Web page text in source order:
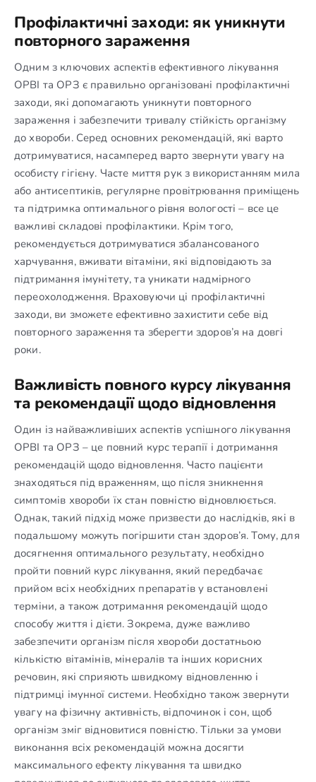
Профілактичні заходи: як уникнути
повторного зараження
Одним з ключових аспектів ефективного лікування
ОРВІ та ОРЗ є правильно організовані профілактичні
заходи, які допомагають уникнути повторного
зараження і забезпечити тривалу стійкість організму
до хвороби. Серед основних рекомендацій, які варто
дотримуватися, насамперед варто звернути увагу на
особисту гігієну. Часте миття рук з використанням мила
або антисептиків, регулярне провітрювання приміщень
та підтримка оптимального рівня вологості – все це
важливі складові профілактики. Крім того,
рекомендується дотримуватися збалансованого
харчування, вживати вітаміни, які відповідають за
підтримання імунітету, та уникати надмірного
переохолодження. Враховуючи ці профілактичні
заходи, ви зможете ефективно захистити себе від
повторного зараження та зберегти здоров’я на довгі
роки.
Важливість повного курсу лікування
та рекомендації щодо відновлення
Один із найважливіших аспектів успішного лікування
ОРВІ та ОРЗ – це повний курс терапії і дотримання
рекомендацій щодо відновлення. Часто пацієнти
знаходяться під враженням, що після зникнення
симптомів хвороби їх стан повністю відновлюється.
Однак, такий підхід може призвести до наслідків, які в
подальшому можуть погіршити стан здоров’я. Тому, для
досягнення оптимального результату, необхідно
пройти повний курс лікування, який передбачає
прийом всіх необхідних препаратів у встановлені
терміни, а також дотримання рекомендацій щодо
способу життя і дієти. Зокрема, дуже важливо
забезпечити організм після хвороби достатньою
кількістю вітамінів, мінералів та інших корисних
речовин, які сприяють швидкому відновленню і
підтримці імунної системи. Необхідно також звернути
увагу на фізичну активність, відпочинок і сон, щоб
організм зміг відновитися повністю. Тільки за умови
виконання всіх рекомендацій можна досягти
максимального ефекту лікування та швидко